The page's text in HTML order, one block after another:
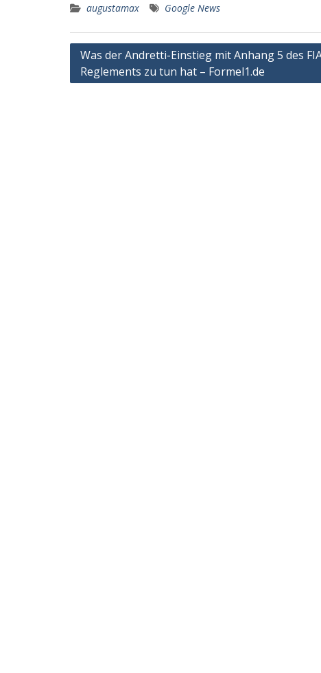
augustamax Google News
Post
navigation
Was der Andretti-Einstieg mit Anhang 5 des
Reglements zu tun hat – Formel1.de